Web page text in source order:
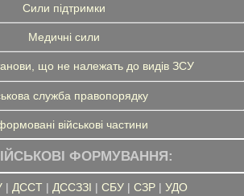
Сили підтримки
Медичні сили
що не належать до видів ЗСУ
служба правопорядку
військові частини
ФОРМУВАННЯ:
| ДССТ| ДССЗЗІ | СБУ| СЗР| УДО